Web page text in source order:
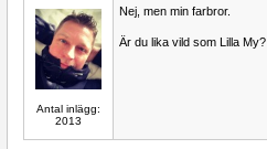
Antal inlägg:
2013
Nej, men min farbror.
Är du lika vild som Lilla My?